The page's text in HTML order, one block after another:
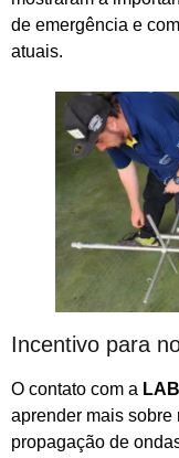
de emergência e
atuais.
Incentivo para
O contato com a
aprender mais
propagação de